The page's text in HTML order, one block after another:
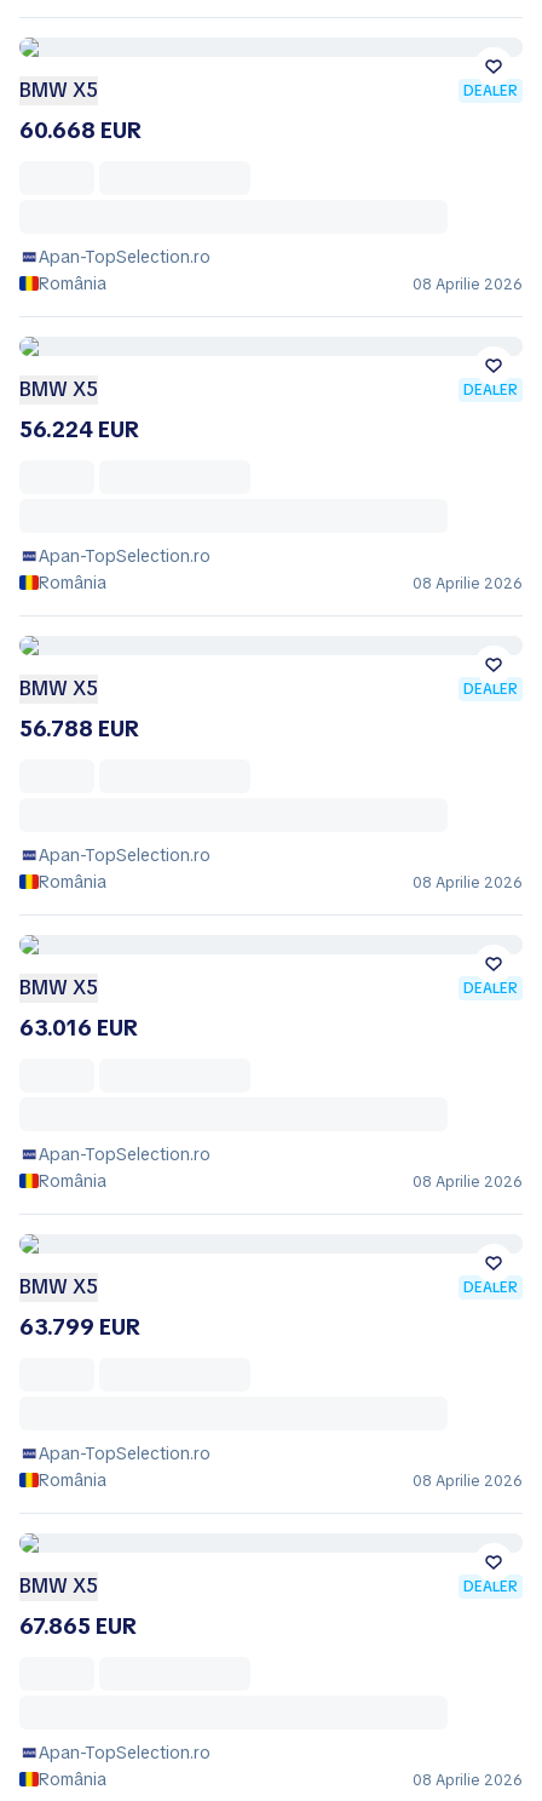
BMW X5 DEALER
60.668 EUR
Apan-TopSelection.ro
România
08 Aprilie 2026
BMW X5 DEALER
56.224 EUR
Apan-TopSelection.ro
România
08 Aprilie 2026
BMW X5 DEALER
56.788 EUR
Apan-TopSelection.ro
România
08 Aprilie 2026
BMW X5 DEALER
63.016 EUR
Apan-TopSelection.ro
România
08 Aprilie 2026
BMW X5 DEALER
63.799 EUR
Apan-TopSelection.ro
România
08 Aprilie 2026
BMW X5 DEALER
67.865 EUR
Apan-TopSelection.ro
România
08 Aprilie 2026